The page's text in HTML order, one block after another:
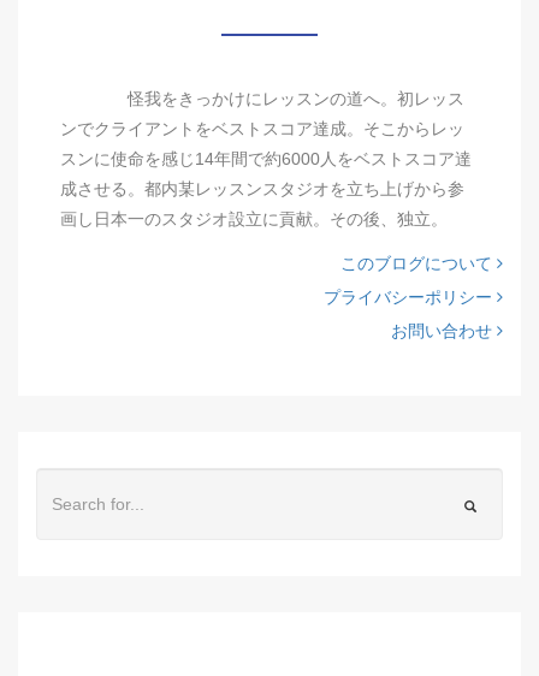
怪我をきっかけにレッスンの道へ。初レッス
ンでクライアントをベストスコア達成。そこからレッ
スンに使命を感じ14年間で約6000人をベストスコア達
成させる。都内某レッスンスタジオを立ち上げから参
画し日本一のスタジオ設立に貢献。その後、独立。
このブログについて
プライバシーポリシー
お問い合わせ